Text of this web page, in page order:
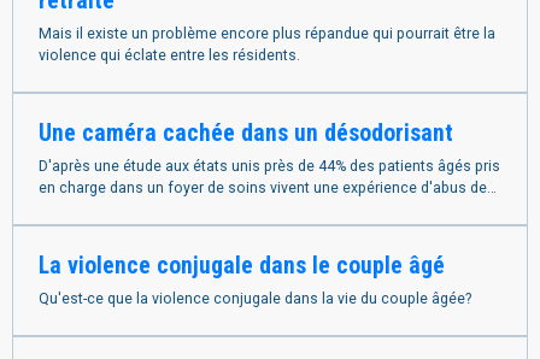
Mais il existe un problème encore plus répandue qui pourrait être la
violence qui éclate entre les résidents.
Une caméra cachée dans un désodorisant
D'après une étude aux états unis près de 44% des patients âgés pris
en charge dans un foyer de soins vivent une expérience d'abus de
La violence conjugale dans le couple âgé
Qu'est-ce que la violence conjugale dans la vie du couple âgée?